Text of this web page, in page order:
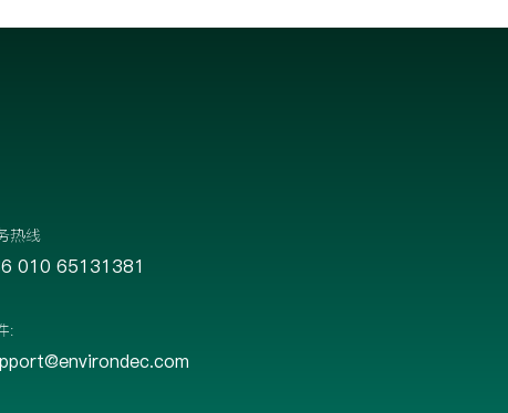
热线
010 65131381
: